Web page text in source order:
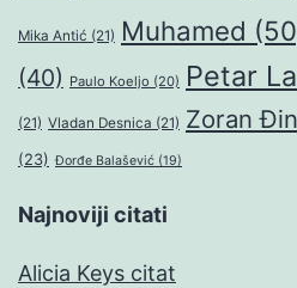
Mika Antić (21) Muhamed
(40) Paulo Koeljo (20) Petar
(21) Vladan Desnica (21) Zoran
(23) Đorđe Balašević (19)
Najnoviji citati
Alicia Keys citat